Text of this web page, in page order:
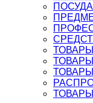
ТОВАРЫ